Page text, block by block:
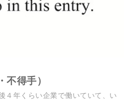
不得手）
４年くらい企業で働いていて、い